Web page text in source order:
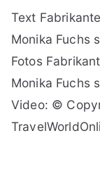
Text
Monika Fuchs
Fotos
Monika Fuchs
Video: ©